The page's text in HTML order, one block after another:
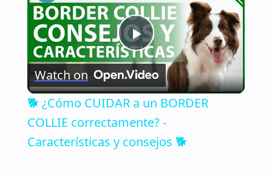
Play
Video
Watch on
🐕 ¿Cómo CUIDAR a un BORDER
COLLIE correctamente? -
Características y consejos 🐕